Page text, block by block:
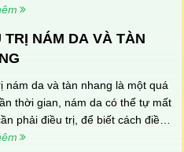
máu hay kiểm tra bệnh
vùng cổ bằng cách này
vùng cổ bằng
là một quy trình bài bản
pháp chuyên biệt trong điều trị
TRỊ NÁM DA VÀ TÀN
nám da và tàn nhang là một quá
thời gian, nám da có thể tự mất
phải điều trị, để biết cách điều
da bạn cần phải có thời gian,